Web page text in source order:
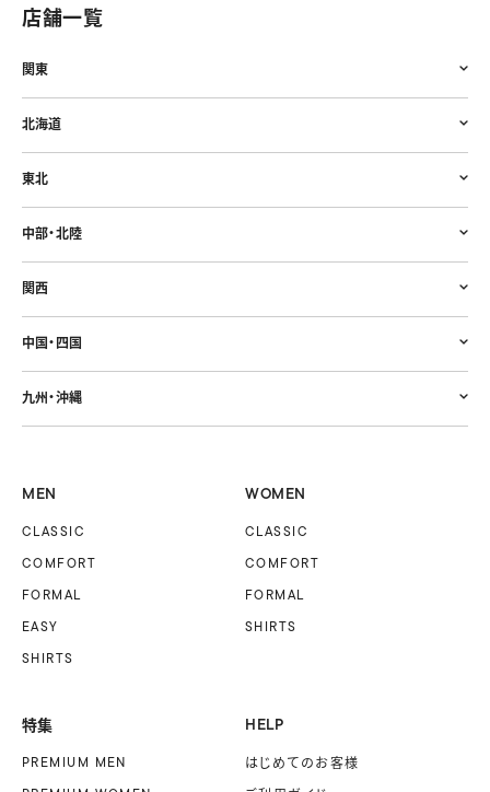
店舗一覧
関東
北海道
東北
中部・北陸
関西
中国・四国
九州・沖縄
MEN
CLASSIC
COMFORT
FORMAL
EASY
SHIRTS
WOMEN
CLASSIC
COMFORT
FORMAL
SHIRTS
特集
PREMIUM MEN
HELP
はじめてのお客様